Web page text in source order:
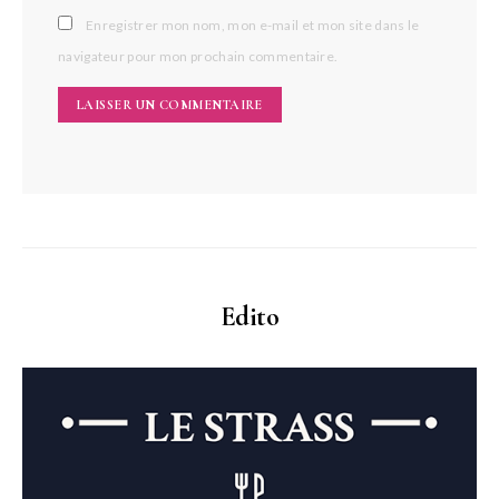
Enregistrer mon nom, mon e-mail et mon site dans le
navigateur pour mon prochain commentaire.
Edito